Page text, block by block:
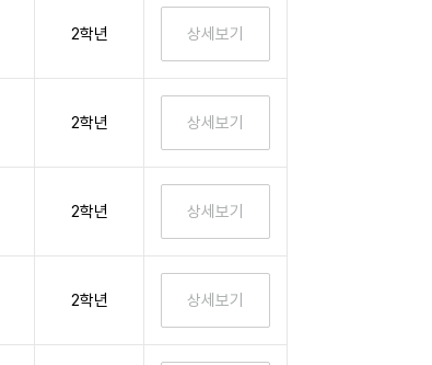
2학년
2학년
2학년
2학년